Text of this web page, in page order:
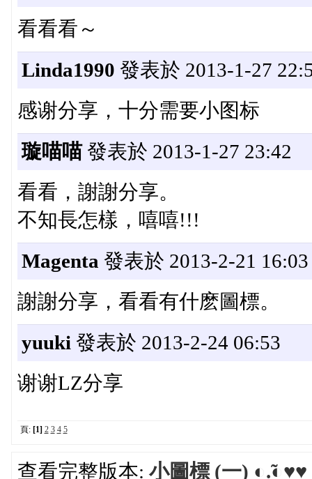
看看看～
Linda1990 發表於 2013-1-27
感谢分享，十分需要小图标
璇喵喵發表於 2013-1-27 23:42
看看，謝謝分享。
不知長怎樣，嘻嘻!!!
Magenta 發表於 2013-2-21 16:03
謝謝分享，看看有什麽圖標。
yuuki 發表於 2013-2-24 06:53
谢谢LZ分享
頁: [1] 2 3 4 5
查看完整版本: 小圖標 (一) ◐.̃◐♥♥